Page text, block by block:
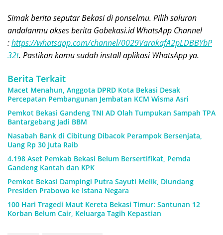
Simak berita seputar Bekasi di ponselmu. Pilih saluran
andalanmu akses berita Gobekasi.id WhatsApp Channel
:https://whatsapp.com/channel/0029VarakafA2pLDBBYbP
32t. Pastikan kamu sudah install aplikasi WhatsApp ya.
Berita Terkait
Macet Menahun, Anggota DPRD Kota Bekasi Desak
Percepatan Pembangunan Jembatan KCM Wisma Asri
Pemkot Bekasi Gandeng TNI AD Olah Tumpukan Sampah TPA
Bantargebang Jadi BBM
Nasabah Bank di Cibitung Dibacok Perampok Bersenjata,
Uang Rp 30 Juta Raib
4.198 Aset Pemkab Bekasi Belum Bersertifikat, Pemda
Gandeng Kantah dan KPK
Pemkot Bekasi Dampingi Putra Sayuti Melik, Diundang
Presiden Prabowo ke Istana Negara
100 Hari Tragedi Maut Kereta Bekasi Timur: Santunan 12
Korban Belum Cair, Keluarga Tagih Kepastian